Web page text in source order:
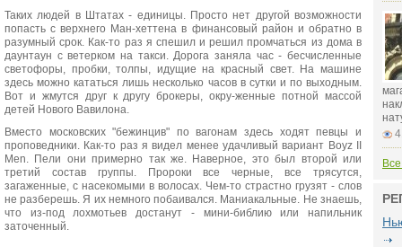
Таких людей в Штатах - единицы. Просто нет другой возможности
попасть с верхнего Ман-хеттена в финансовый район и обратно в
разумный срок. Как-то раз я спешил и решил промчаться из дома в
даунтаун с ветерком на такси. Дорога заняла час - бесчисленные
светофоры, пробки, толпы, идущие на красный свет. На машине
здесь можно кататься лишь несколько часов в сутки и по выходным.
Вот и жмутся друг к другу брокеры, окру-женные потной массой
детей Нового Вавилона.
Вместо московских "бежинцив" по вагонам здесь ходят певцы и
проповедники. Как-то раз я видел менее удачливый вариант Boyz II
Men. Пели они примерно так же. Наверное, это был второй или
третий состав группы. Пророки все черные, все трясутся,
загаженные, с насекомыми в волосах. Чем-то страстно грузят - слов
не разберешь. Я их немного побаивался. Маниакальные. Не знаешь,
что из-под лохмотьев достанут - мини-библию или напильник
заточенный.